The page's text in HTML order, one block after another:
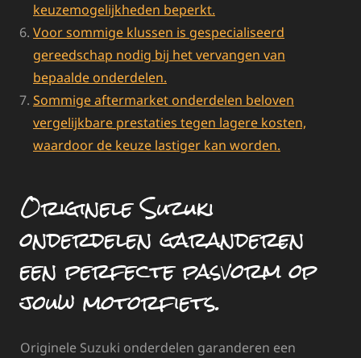
keuzemogelijkheden beperkt.
Voor sommige klussen is gespecialiseerd
gereedschap nodig bij het vervangen van
bepaalde onderdelen.
Sommige aftermarket onderdelen beloven
vergelijkbare prestaties tegen lagere kosten,
waardoor de keuze lastiger kan worden.
Originele Suzuki
onderdelen garanderen
een perfecte pasvorm op
jouw motorfiets.
Originele Suzuki onderdelen garanderen een